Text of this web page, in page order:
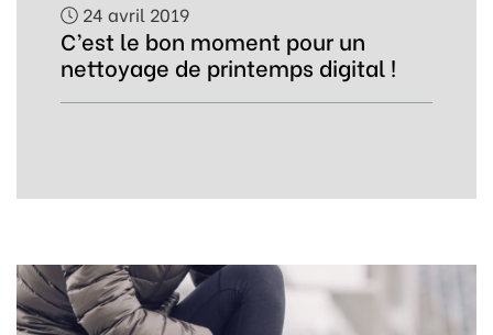
24 avril 2019
C’est le bon moment pour un
nettoyage de printemps digital !